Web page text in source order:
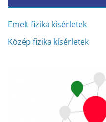
í
v
m
Emelt fizika kísérletek
Közép fizika kísérletek